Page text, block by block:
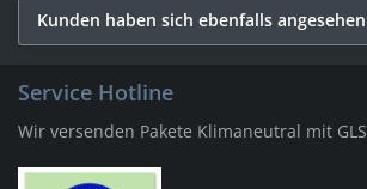
Kunden haben sich ebenfalls angesehen
Service Hotline
Wir versenden Pakete Klimaneutral mit GLS